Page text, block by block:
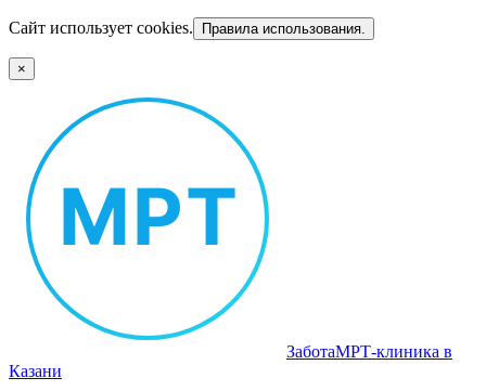
Сайт использует cookies. Правила использования.
×
ЗаботаМРТ‑клиника в
Казани